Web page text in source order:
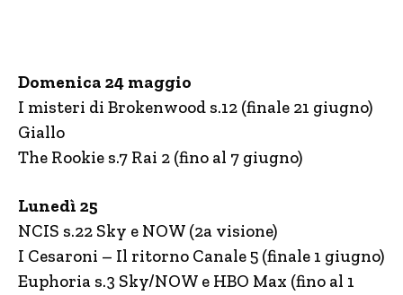
Domenica 24 maggio
I misteri di Brokenwood s.12 (finale 21 giugno)
Giallo
The Rookie s.7 Rai 2 (fino al 7 giugno)
Lunedì 25
NCIS s.22 Sky e NOW (2a visione)
I Cesaroni – Il ritorno Canale 5 (finale 1 giugno)
Euphoria s.3 Sky/NOW e HBO Max (fino al 1